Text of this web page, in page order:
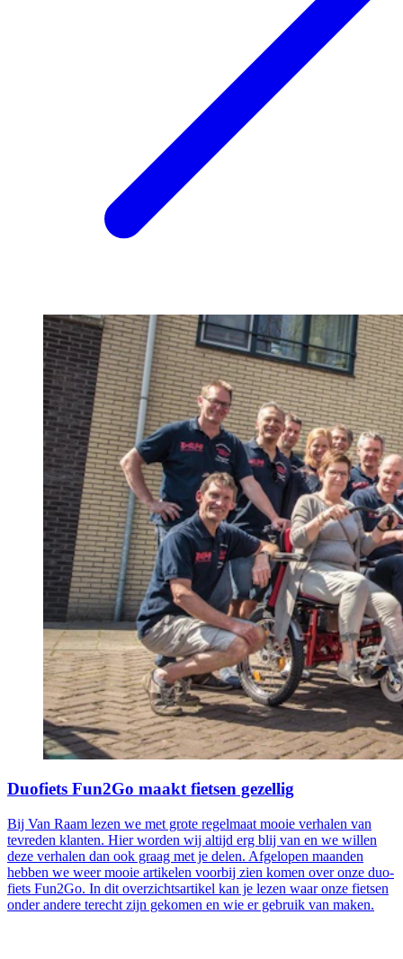
Duofiets Fun2Go maakt fietsen gezellig
Bij Van Raam lezen we met grote regelmaat mooie verhalen van
tevreden klanten. Hier worden wij altijd erg blij van en we willen
deze verhalen dan ook graag met je delen. Afgelopen maanden
hebben we weer mooie artikelen voorbij zien komen over onze duo-
fiets Fun2Go. In dit overzichtsartikel kan je lezen waar onze fietsen
onder andere terecht zijn gekomen en wie er gebruik van maken.